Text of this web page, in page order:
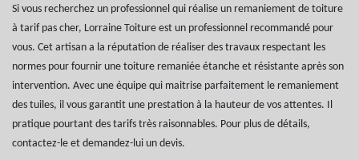
Si vous recherchez un professionnel qui réalise un remaniement de toiture
à tarif pas cher, Lorraine Toiture est un professionnel recommandé pour
vous. Cet artisan a la réputation de réaliser des travaux respectant les
normes pour fournir une toiture remaniée étanche et résistante après son
intervention. Avec une équipe qui maitrise parfaitement le remaniement
des tuiles, il vous garantit une prestation à la hauteur de vos attentes. Il
pratique pourtant des tarifs très raisonnables. Pour plus de détails,
contactez-le et demandez-lui un devis.